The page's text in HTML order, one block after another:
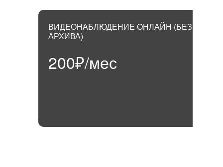
ВИДЕОНАБЛЮДЕНИЕ ОНЛАЙН (БЕЗ
АРХИВА)
200₽/мес